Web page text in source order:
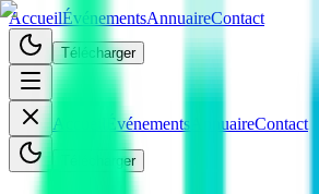
AccueilÉvénementsAnnuaireContact
Télécharger
Accueil Événements AnnuaireContact
Télécharger